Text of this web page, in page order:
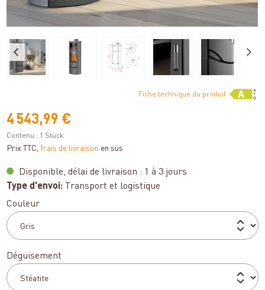
Fiche technique du produit
4 543,99 €
Contenu : 1 Stück
Prix TTC, frais de livraison en sus
Disponible, délai de livraison : 1 à 3 jours
Type d'envoi: Transport et logistique
Sélectionnez
Couleur
Sélectionnez
Déguisement